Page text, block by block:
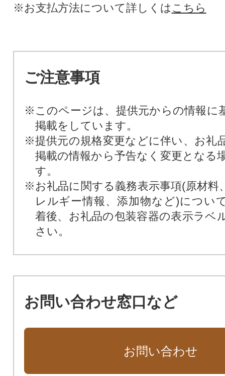
※お支払方法について詳しくは こちら
ご注意事項
※このページは、提供元からの情報に
掲載をしています。
※提供元の規格変更などに伴い、お礼
掲載の情報から予告なく変更となる
す。
※お礼品に関する義務表示事項(原材料
レルギー情報、添加物など)につい
着後、お礼品の包装容器の表示ラベ
さい。
お問い合わせ窓口など
お問い合わせ